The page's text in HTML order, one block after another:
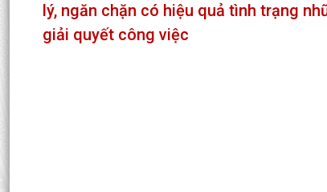
lý, ngăn chặn có hiệu quả tình trạng
giải quyết công việc